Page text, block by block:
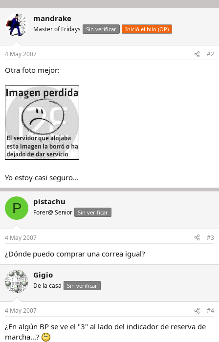
mandrake
Master of Fridays Sin verificar Inició el hilo (OP)
4 May 2007 #2
Otra foto mejor:
Yo estoy casi seguro...
P pistachu
Forer@ Senior Sin verificar
4 May 2007 #3
¿Dónde puedo comprar una correa igual?
Gigio
De la casa Sin verificar
4 May 2007 #4
¿En algún BP se ve el "3" al lado del indicador de reserva de
marcha...?